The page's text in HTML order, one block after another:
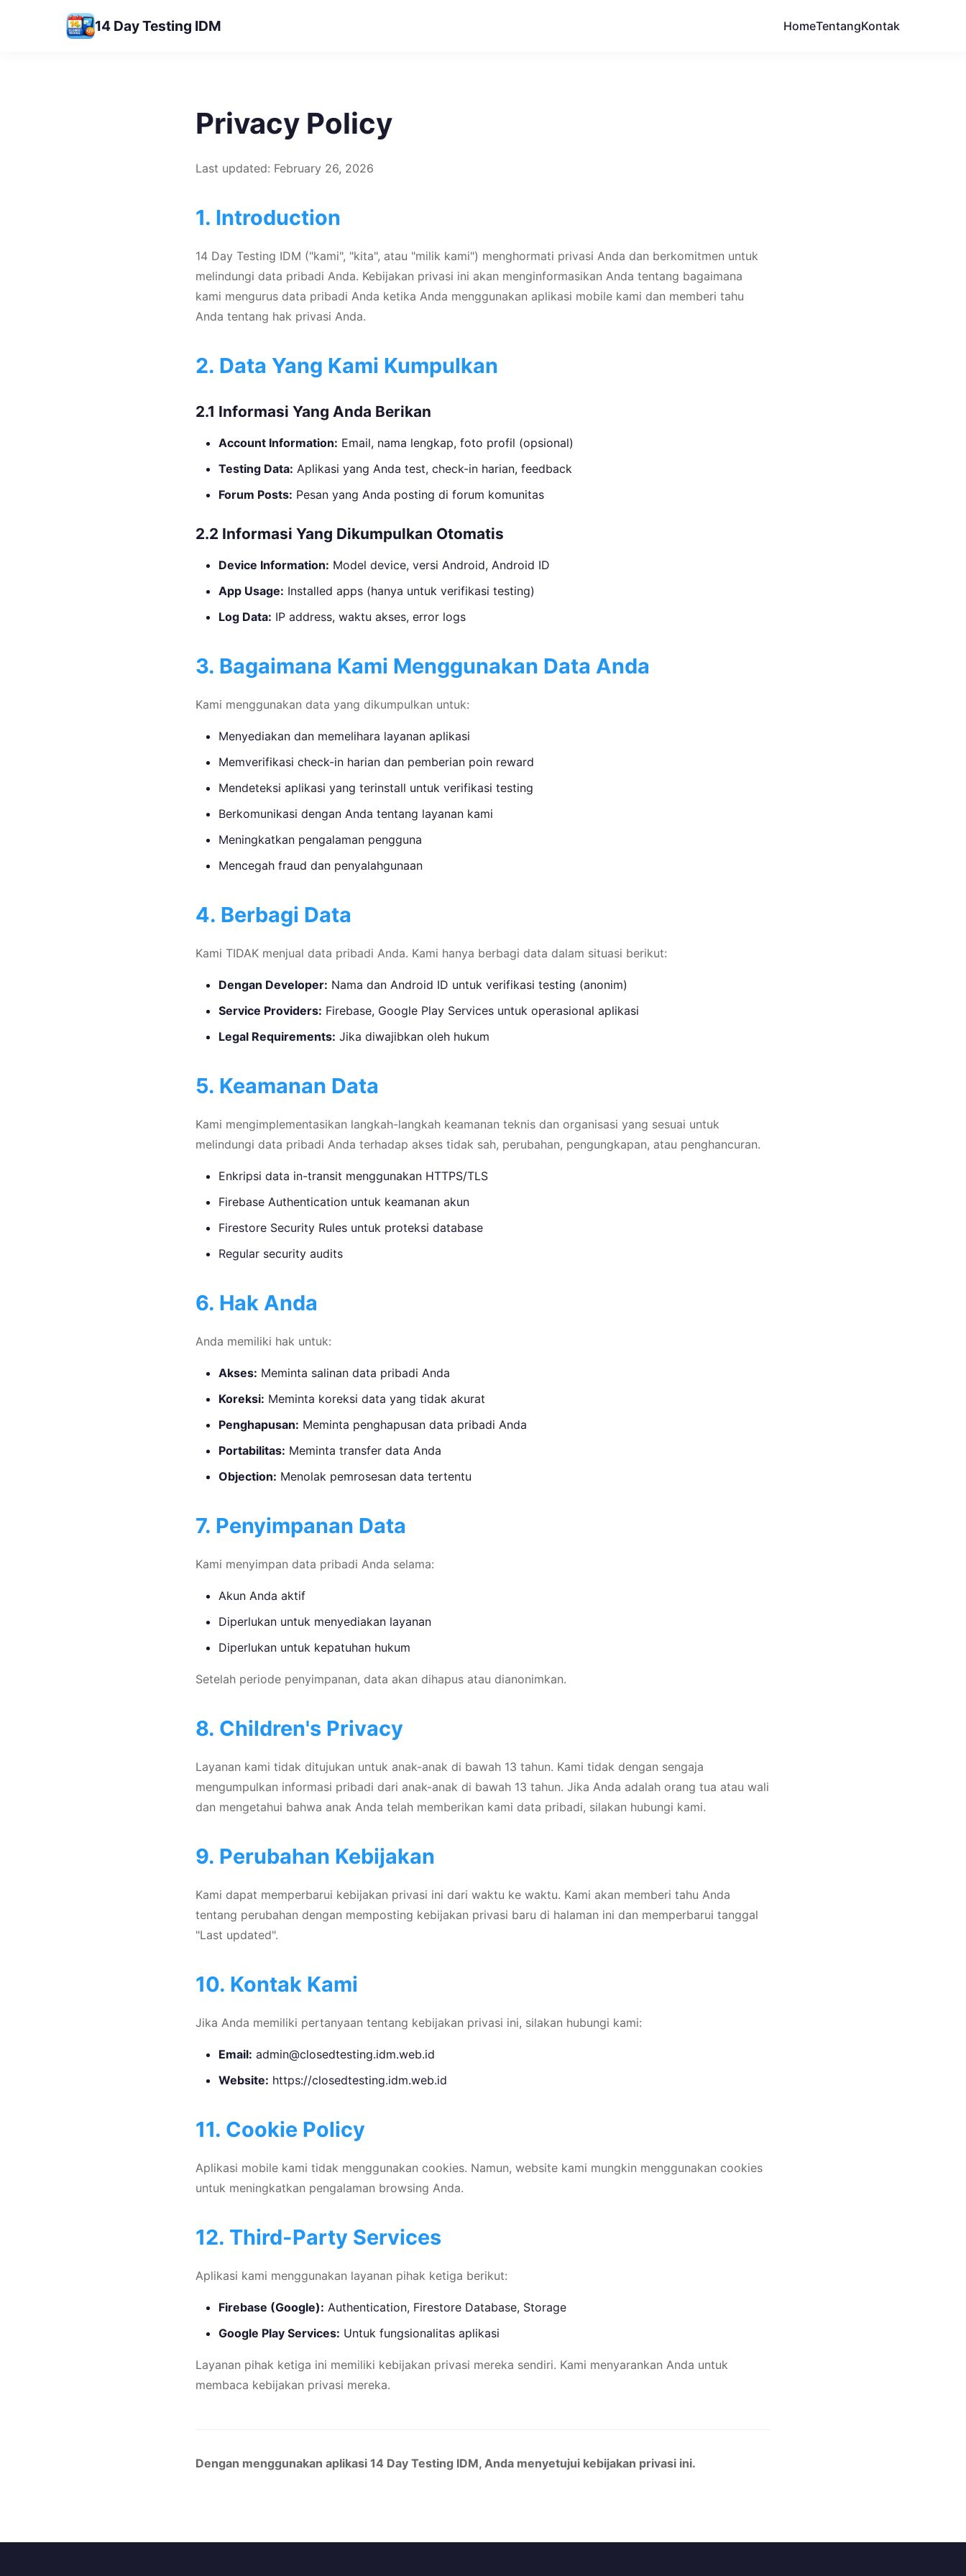
14 Day Testing IDM HomeTentangKontak
Privacy Policy
Last updated: February 26, 2026
1. Introduction
14 Day Testing IDM ("kami", "kita", atau "milik kami") menghormati privasi Anda dan berkomitmen untuk
melindungi data pribadi Anda. Kebijakan privasi ini akan menginformasikan Anda tentang bagaimana
kami mengurus data pribadi Anda ketika Anda menggunakan aplikasi mobile kami dan memberi tahu
Anda tentang hak privasi Anda.
2. Data Yang Kami Kumpulkan
2.1 Informasi Yang Anda Berikan
Account Information: Email, nama lengkap, foto profil (opsional)
Testing Data: Aplikasi yang Anda test, check-in harian, feedback
Forum Posts: Pesan yang Anda posting di forum komunitas
2.2 Informasi Yang Dikumpulkan Otomatis
Device Information: Model device, versi Android, Android ID
App Usage: Installed apps (hanya untuk verifikasi testing)
Log Data: IP address, waktu akses, error logs
3. Bagaimana Kami Menggunakan Data Anda
Kami menggunakan data yang dikumpulkan untuk:
Menyediakan dan memelihara layanan aplikasi
Memverifikasi check-in harian dan pemberian poin reward
Mendeteksi aplikasi yang terinstall untuk verifikasi testing
Berkomunikasi dengan Anda tentang layanan kami
Meningkatkan pengalaman pengguna
Mencegah fraud dan penyalahgunaan
4. Berbagi Data
Kami TIDAK menjual data pribadi Anda. Kami hanya berbagi data dalam situasi berikut:
Dengan Developer: Nama dan Android ID untuk verifikasi testing (anonim)
Service Providers: Firebase, Google Play Services untuk operasional aplikasi
Legal Requirements: Jika diwajibkan oleh hukum
5. Keamanan Data
Kami mengimplementasikan langkah-langkah keamanan teknis dan organisasi yang sesuai untuk
melindungi data pribadi Anda terhadap akses tidak sah, perubahan, pengungkapan, atau penghancuran.
Enkripsi data in-transit menggunakan HTTPS/TLS
Firebase Authentication untuk keamanan akun
Firestore Security Rules untuk proteksi database
Regular security audits
6. Hak Anda
Anda memiliki hak untuk:
Akses: Meminta salinan data pribadi Anda
Koreksi: Meminta koreksi data yang tidak akurat
Penghapusan: Meminta penghapusan data pribadi Anda
Portabilitas: Meminta transfer data Anda
Objection: Menolak pemrosesan data tertentu
7. Penyimpanan Data
Kami menyimpan data pribadi Anda selama:
Akun Anda aktif
Diperlukan untuk menyediakan layanan
Diperlukan untuk kepatuhan hukum
Setelah periode penyimpanan, data akan dihapus atau dianonimkan.
8. Children's Privacy
Layanan kami tidak ditujukan untuk anak-anak di bawah 13 tahun. Kami tidak dengan sengaja
mengumpulkan informasi pribadi dari anak-anak di bawah 13 tahun. Jika Anda adalah orang tua atau wali
dan mengetahui bahwa anak Anda telah memberikan kami data pribadi, silakan hubungi kami.
9. Perubahan Kebijakan
Kami dapat memperbarui kebijakan privasi ini dari waktu ke waktu. Kami akan memberi tahu Anda
tentang perubahan dengan memposting kebijakan privasi baru di halaman ini dan memperbarui tanggal
"Last updated".
10. Kontak Kami
Jika Anda memiliki pertanyaan tentang kebijakan privasi ini, silakan hubungi kami:
Email: admin@closedtesting.idm.web.id
Website: https://closedtesting.idm.web.id
11. Cookie Policy
Aplikasi mobile kami tidak menggunakan cookies. Namun, website kami mungkin menggunakan cookies
untuk meningkatkan pengalaman browsing Anda.
12. Third-Party Services
Aplikasi kami menggunakan layanan pihak ketiga berikut:
Firebase (Google): Authentication, Firestore Database, Storage
Google Play Services: Untuk fungsionalitas aplikasi
Layanan pihak ketiga ini memiliki kebijakan privasi mereka sendiri. Kami menyarankan Anda untuk
membaca kebijakan privasi mereka.
Dengan menggunakan aplikasi 14 Day Testing IDM, Anda menyetujui kebijakan privasi ini.